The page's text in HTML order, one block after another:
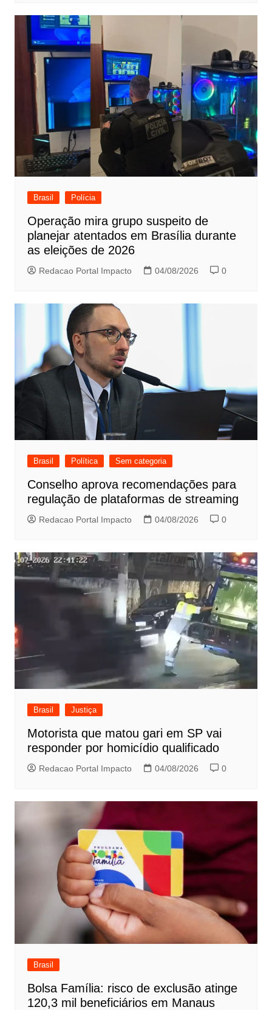
Brasil Polícia
Operação mira grupo suspeito de
planejar atentados em Brasília durante
as eleições de 2026
Redacao Portal Impacto 04/08/2026 0
Brasil Política Sem categoria
Conselho aprova recomendações para
regulação de plataformas de streaming
Redacao Portal Impacto 04/08/2026 0
Brasil Justiça
Motorista que matou gari em SP vai
responder por homicídio qualificado
Redacao Portal Impacto 04/08/2026 0
Brasil
Bolsa Família: risco de exclusão atinge
120,3 mil beneficiários em Manaus